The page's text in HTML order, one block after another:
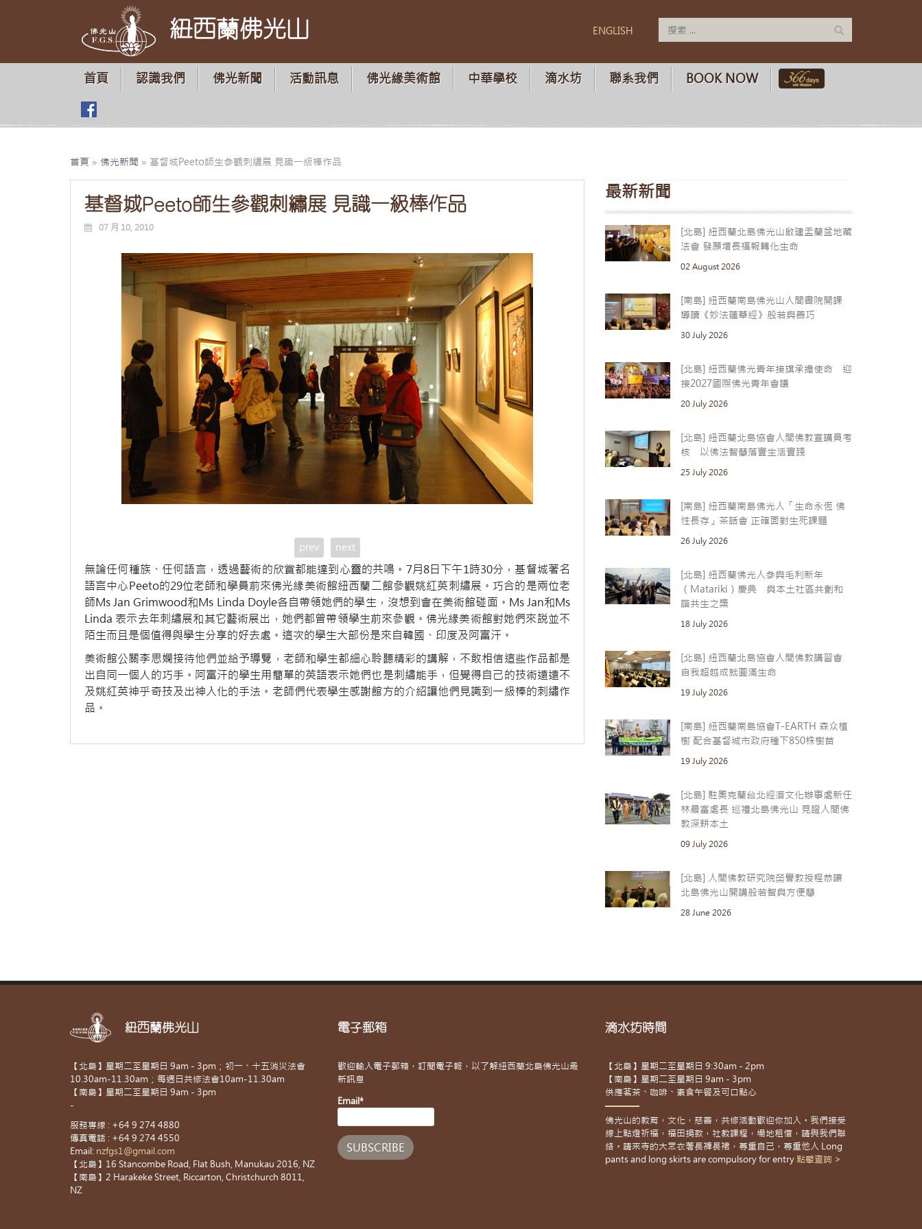
紐西蘭佛光山 ENGLISH
首頁 認識我們 佛光新聞 活動訊息 佛光緣美術館 中華學校 滴水坊 聯系我們 BOOK NOW
首頁 » 佛光新聞 » 基督城Peeto師生參觀刺繡展 見識一級棒作品
基督城Peeto師生參觀刺繡展 見識一級棒作品
07 月 10, 2010
prev next
無論任何種族、任何語言，透過藝術的欣賞都能達到心靈的共鳴。7月8日下午1時30分，基督城著名
語言中心Peeto的29位老師和學員前來佛光緣美術館紐西蘭二館參觀姚紅英刺繡展。巧合的是兩位老
師Ms Jan Grimwood和Ms Linda Doyle各自帶領她們的學生，沒想到會在美術館碰面。Ms Jan和Ms
Linda 表示去年刺繡展和其它藝術展出，她們都曾帶領學生前來參觀。佛光緣美術館對她們來説並不
陌生而且是個值得與學生分享的好去處。這次的學生大部份是來自韓國、印度及阿富汗。
美術館公關李思嫻接待他們並給予導覽，老師和學生都細心聆聽精彩的講解，不敢相信這些作品都是
出自同一個人的巧手。阿富汗的學生用簡單的英語表示她們也是刺繡能手，但覺得自己的技術遠遠不
及姚紅英神乎奇技及出神入化的手法。老師們代表學生感謝館方的介紹讓他們見識到一級棒的刺繡作
品。
最新新聞
[北島] 紐西蘭北島佛光山啟建盂蘭盆地藏
法會 發願增長福報轉化生命
02 August 2026
[南島] 紐西蘭南島佛光山人間書院開課
導讀《妙法蓮華經》般若與善巧
30 July 2026
[北島] 紐西蘭佛光青年接旗承擔使命 迎
接2027國際佛光青年會議
20 July 2026
[北島] 紐西蘭北島協會人間佛教宣講員考
核 以佛法智慧落實生活實踐
25 July 2026
[南島] 紐西蘭南島佛光人「生命永恆 佛
性長存」茶話會 正確面對生死課題
26 July 2026
[北島] 紐西蘭佛光人參與毛利新年
（Matariki）慶典 與本土社區共劃和
諧共生之槳
18 July 2026
[北島] 紐西蘭北島協會人間佛教講習會
自我超越成就圓滿生命
19 July 2026
[南島] 紐西蘭南島協會T-EARTH 森众植
樹 配合基督城市政府種下850株樹苗
19 July 2026
[北島] 駐奧克蘭台北經濟文化辦事處新任
林晨富處長 巡禮北島佛光山 見證人間佛
教深耕本土
09 July 2026
[北島] 人間佛教研究院榮譽教授程恭讓
北島佛光山開講般若智與方便慧
28 June 2026
紐西蘭佛光山
【北島】星期二至星期日 9am - 3pm；初一、十五消災法會
10.30am-11.30am；每週日共修法會10am-11.30am
【南島】星期二至星期日 9am - 3pm
-
服務專線 : +64 9 274 4880
傳真電話 : +64 9 274 4550
Email: nzfgs1@gmail.com
【北島】16 Stancombe Road, Flat Bush, Manukau 2016, NZ
【南島】2 Harakeke Street, Riccarton, Christchurch 8011,
NZ
電子郵箱
歡迎輸入電子郵箱，訂閱電子報，以了解紐西蘭北島佛光山最
新訊息
Email*
滴水坊時間
【北島】星期二至星期日 9:30am - 2pm
【南島】星期二至星期日 9am - 3pm
供應茗茶、咖啡、素食午餐及可口點心
佛光山的教育，文化，慈善，共修活動歡迎你加入。我們接受
線上點燈祈福，福田捐款，社教課程，場地租借，請與我們聯
絡。請來寺的大眾衣著長褲長裙，尊重自己，尊重他人 Long
pants and long skirts are compulsory for entry 點擊查詢 >